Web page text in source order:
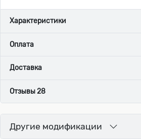
Характеристики
Оплата
Доставка
Отзывы 28
Другие модификации